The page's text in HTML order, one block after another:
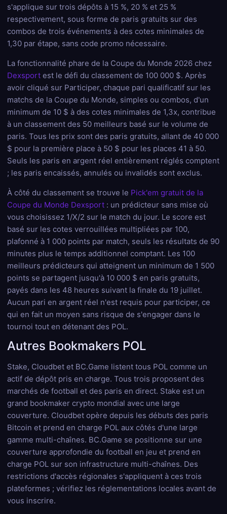
s'applique sur trois dépôts à 15 %, 20 % et 25 %
respectivement, sous forme de paris gratuits sur des
combos de trois événements à des cotes minimales de
1,30 par étape, sans code promo nécessaire.
La fonctionnalité phare de la Coupe du Monde 2026 chez
Dexsport est le défi du classement de 100 000 $. Après
avoir cliqué sur Participer, chaque pari qualificatif sur les
matchs de la Coupe du Monde, simples ou combos, d'un
minimum de 10 $ à des cotes minimales de 1,3x, contribue
à un classement des 50 meilleurs basé sur le volume de
paris. Tous les prix sont des paris gratuits, allant de 40 000
$ pour la première place à 50 $ pour les places 41 à 50.
Seuls les paris en argent réel entièrement réglés comptent
; les paris encaissés, annulés ou invalidés sont exclus.
À côté du classement se trouve le Pick'em gratuit de la
Coupe du Monde Dexsport : un prédicteur sans mise où
vous choisissez 1/X/2 sur le match du jour. Le score est
basé sur les cotes verrouillées multipliées par 100,
plafonné à 1 000 points par match, seuls les résultats de 90
minutes plus le temps additionnel comptant. Les 100
meilleurs prédicteurs qui atteignent un minimum de 1 500
points se partagent jusqu'à 10 000 $ en paris gratuits,
payés dans les 48 heures suivant la finale du 19 juillet.
Aucun pari en argent réel n'est requis pour participer, ce
qui en fait un moyen sans risque de s'engager dans le
tournoi tout en détenant des POL.
Autres Bookmakers POL
Stake, Cloudbet et BC.Game listent tous POL comme un
actif de dépôt pris en charge. Tous trois proposent des
marchés de football et des paris en direct. Stake est un
grand bookmaker crypto mondial avec une large
couverture. Cloudbet opère depuis les débuts des paris
Bitcoin et prend en charge POL aux côtés d'une large
gamme multi-chaînes. BC.Game se positionne sur une
couverture approfondie du football en jeu et prend en
charge POL sur son infrastructure multi-chaînes. Des
restrictions d'accès régionales s'appliquent à ces trois
plateformes ; vérifiez les réglementations locales avant de
vous inscrire.